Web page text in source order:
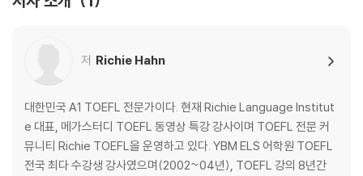
Unit 7 Rhetorical Structure Questions
*Actual Test저 Richie Hahn
대한민국 A1 TOEFL 전문가이다. 현재 Richie Language Institut
e 대표, 메가스터디 TOEFL 동영상 특강 강사이며 TOEFL 전문 커
뮤니티 Richie TOEFL을 운영하고 있다. YBM ELS 어학원 TOEFL
전국 최다 수강생 강사였으며(2002~04년), TOEFL 강의 8년간